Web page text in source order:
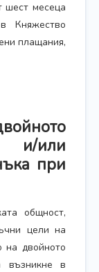
шест месеца
Княжество
плащания,
и/или
при
общност,
цели на
на двойното
възникне в